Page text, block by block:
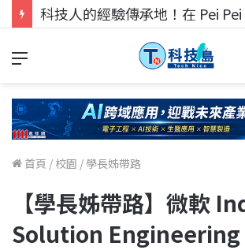
首頁 / 校園 / 學長姊帶路
【學長姊帶路】微軟
Solution Engineering